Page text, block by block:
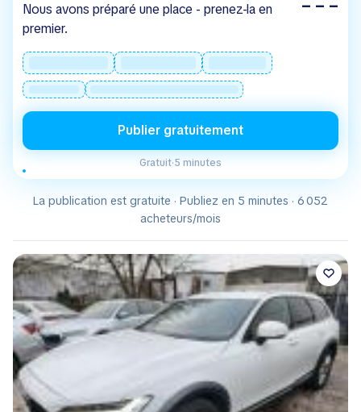
Nous avons préparé une place - prenez-la en
premier.
– – –
Publier gratuitement
Gratuit·5 minutes
La publication est gratuite · Publiez en 5 minutes · 6 052
acheteurs/mois